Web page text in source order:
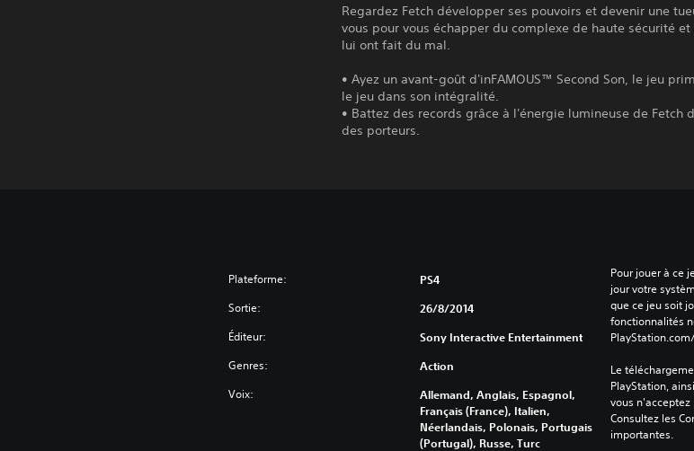
Regardez Fetch développer ses pouvoirs et devenir une
vous pour vous échapper du complexe de haute sécurité
lui ont fait du mal.
• Ayez un avant-goût d'inFAMOUS™ Second Son, le jeu
le jeu dans son intégralité.
• Battez des records grâce à l'énergie lumineuse de Fetch
des porteurs.
Plateforme: PS4
Sortie: 26/8/2014
Éditeur: Sony Interactive Entertainment
Genres: Action
Voix:
Allemand, Anglais, Espagnol,
Français (France), Italien,
Néerlandais, Polonais, Portugais
(Portugal), Russe, Turc
Pour jouer à ce
jour votre
que ce jeu soit
fonctionnalités
Le
PlayStation,
vous n'acceptez
Consultez les
importantes.